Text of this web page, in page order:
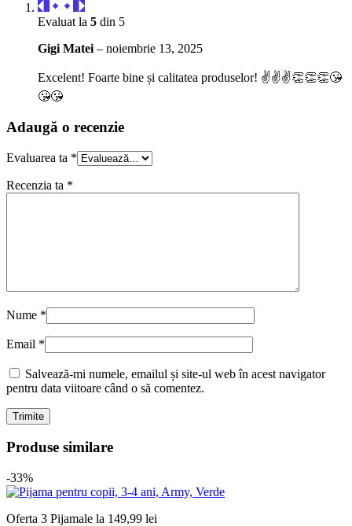
Evaluat la 5 din 5
Gigi Matei – noiembrie 13, 2025
Excelent! Foarte bine și calitatea produselor! ✌️✌️✌️👏👏👏😘
😘😘
Adaugă o recenzie
Evaluarea ta *
Recenzia ta *
Nume *
Email *
Salvează-mi numele, emailul și site-ul web în acest navigator
pentru data viitoare când o să comentez.
Produse similare
-33%
Oferta 3 Pijamale la 149,99 lei